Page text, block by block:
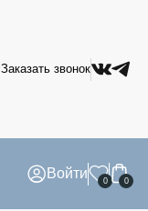
Заказать звонок
Войти 0 0